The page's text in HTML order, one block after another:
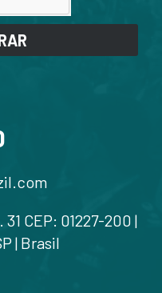
CEP: 01227-200 |
| Brasil